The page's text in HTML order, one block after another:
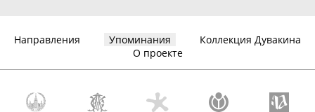
Направления Упоминания
Коллекция Дувакина
О проекте